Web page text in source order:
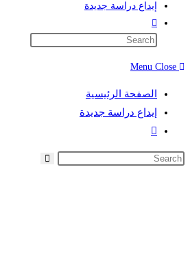
إيداع دراسة جديدة
Toggle
website
Menu Close
الصفحة الرئيسية
إيداع دراسة جديدة
Toggle
search